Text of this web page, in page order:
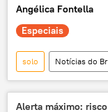
Angélica Fontella
Especiais
solo Notícias do
Alagoas
Mina
Alerta máximo: